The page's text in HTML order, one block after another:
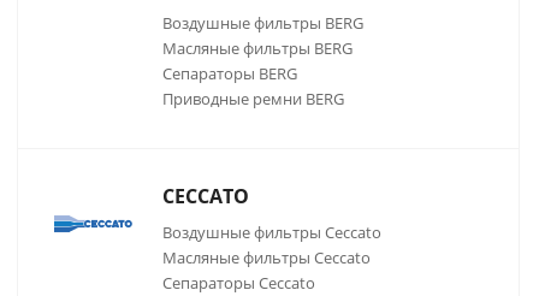
Воздушные фильтры BERG
Масляные фильтры BERG
Сепараторы BERG
Приводные ремни BERG
CECCATO
Воздушные фильтры Ceccato
Масляные фильтры Ceccato
Сепараторы Ceccato